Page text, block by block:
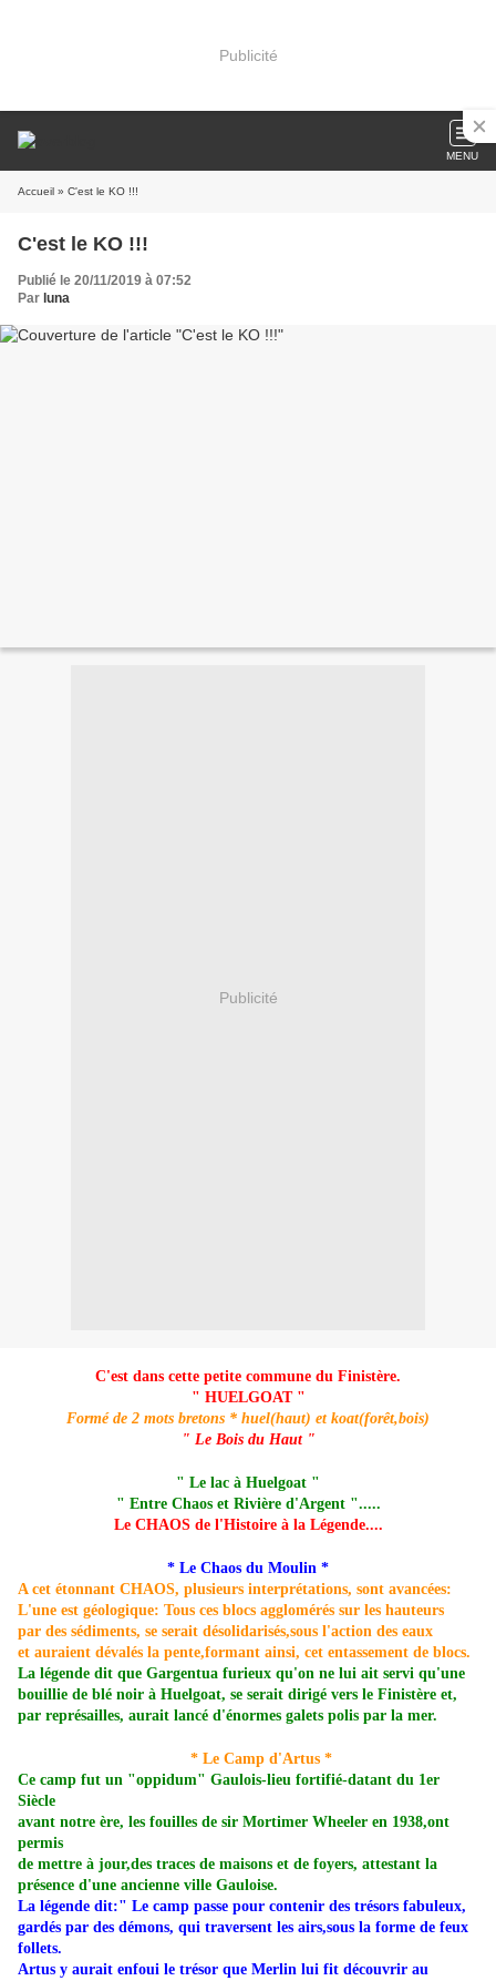
Publicité
MENU
Accueil » C'est le KO !!!
C'est le KO !!!
Publié le 20/11/2019 à 07:52
Par luna
Publicité
C'est dans cette petite commune du Finistère.
" HUELGOAT "
Formé de 2 mots bretons * huel(haut) et koat(forêt,bois)
" Le Bois du Haut "
" Le lac à Huelgoat "
" Entre Chaos et Rivière d'Argent ".....
Le CHAOS de l'Histoire à la Légende....
* Le Chaos du Moulin *
A cet étonnant CHAOS, plusieurs interprétations, sont avancées:
L'une est géologique: Tous ces blocs agglomérés sur les hauteurs
par des sédiments, se serait désolidarisés,sous l'action des eaux
et auraient dévalés la pente,formant ainsi, cet entassement de blocs.
La légende dit que Gargentua furieux qu'on ne lui ait servi qu'une
bouillie de blé noir à Huelgoat, se serait dirigé vers le Finistère et,
par représailles, aurait lancé d'énormes galets polis par la mer.
* Le Camp d'Artus *
Ce camp fut un "oppidum" Gaulois-lieu fortifié-datant du 1er
Siècle
avant notre ère, les fouilles de sir Mortimer Wheeler en 1938,ont
permis
de mettre à jour,des traces de maisons et de foyers, attestant la
présence d'une ancienne ville Gauloise.
La légende dit:" Le camp passe pour contenir des trésors fabuleux,
gardés par des démons, qui traversent les airs,sous la forme de feux
follets.
Artus y aurait enfoui le trésor que Merlin lui fit découvrir au